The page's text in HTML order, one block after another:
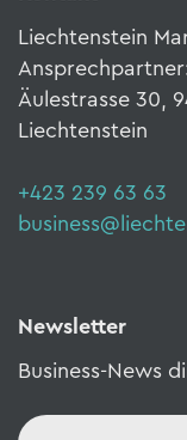
Liechtenstein
Äulestrasse 30,
Liechtenstein
+423 239 63 63
Newsletter
Business-News